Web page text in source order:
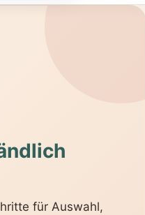
für Auswahl,